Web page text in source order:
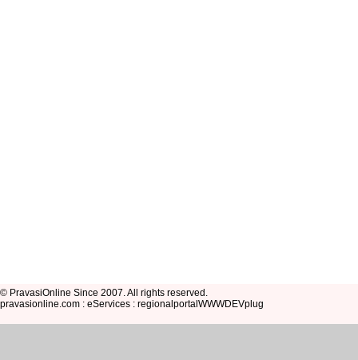
© PravasiOnline Since 2007. All rights reserved.
pravasionline.com : eServices : regionalportalWWWDEVplug